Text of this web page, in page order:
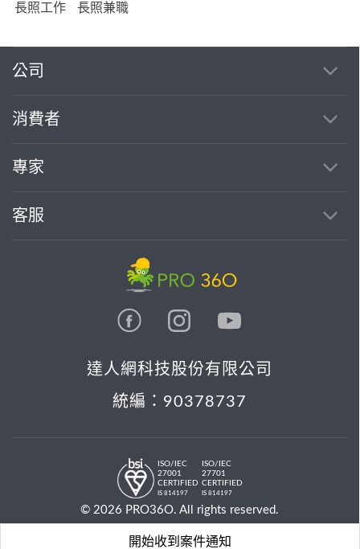
開始收到案件通知
長照工作 長照兼職
公司
消費者
專家
客服
達人網科技股份有限公司
統編：90378737
ISO/IEC
27001
CERTIFIED
IS 814197
ISO/IEC
27701
CERTIFIED
IS 814197
© 2026 PRO36O. All rights reserved.